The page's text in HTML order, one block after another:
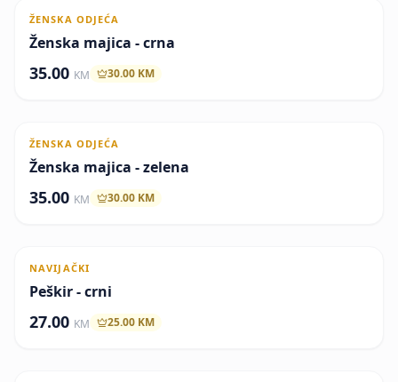
Članska cijena
ŽENSKA ODJEĆA
Ženska majica - crna
35.00 KM 30.00 KM
Članska cijena
ŽENSKA ODJEĆA
Ženska majica - zelena
35.00 KM 30.00 KM
Članska cijena
NAVIJAČKI
Peškir - crni
27.00 KM 25.00 KM